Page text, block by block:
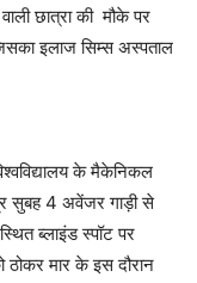
छात्रा की मौके पर
इलाज सिम्स अस्पताल
के मैकेनिकल
सुबह 4 अवेंजर गाड़ी से
ब्लाइंड स्पॉट पर
ठोकर मार के इस दौरान